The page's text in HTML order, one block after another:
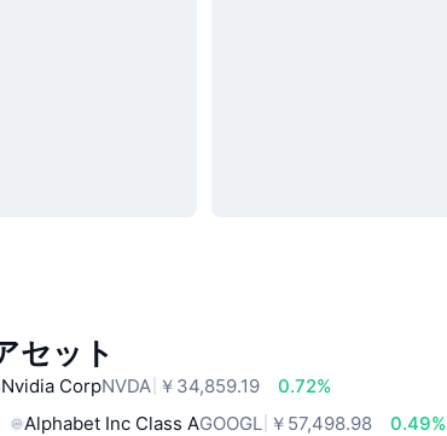
セット
Nvidia CorpNVDA ￥34,859.19
0.72%
Alphabet Inc Class AGOOGL ￥57,498.98
0.49%